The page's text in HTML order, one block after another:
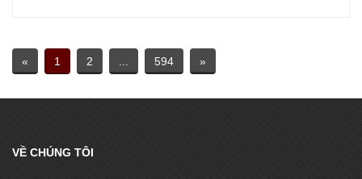
« 1 2 594 »
VỀ CHÚNG TÔI